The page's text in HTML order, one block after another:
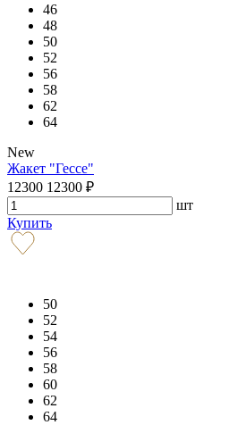
46
48
50
52
56
58
62
64
New
Жакет "Гессе"
12300 12300 ₽
шт
Купить
50
52
54
56
58
60
62
64